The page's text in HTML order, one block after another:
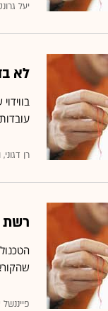
יעל
לא
רן דגוני,
רשת CBS וחברת פפסי יפרסמו מודעות וידיאו בעיתון